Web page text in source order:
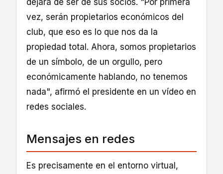
vez, serán propietarios económicos del
club, que eso es lo que nos da la
propiedad total. Ahora, somos propietarios
de un símbolo, de un orgullo, pero
económicamente hablando, no tenemos
nada", afirmó el presidente en un vídeo en
redes sociales.
Mensajes en redes
Es precisamente en el entorno virtual,